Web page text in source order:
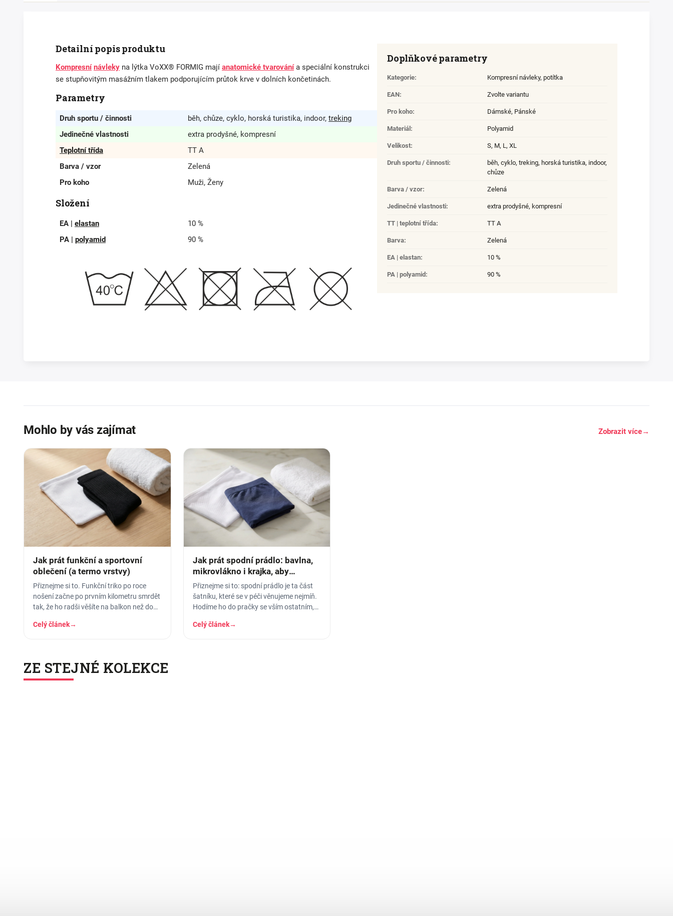
Detailní popis produktu
Kompresní návleky na lýtka VoXX® FORMIG mají anatomické tvarovánía speciální konstrukci
se stupňovitým masážním tlakem podporujícím průtok krve v dolních končetinách.
Parametry
Druh sportu / činnosti běh, chůze, cyklo, horská turistika, indoor, treking
Jedinečné vlastnosti
extra prodyšné, kompresní
Teplotní třída
TT A
Barva / vzor
Zelená
Pro koho
Muži, Ženy
Složení
EA | elastan
10 %
PA | polyamid 90 %
Doplňkové parametry
Kategorie: Kompresní návleky, potítka
EAN: Zvolte variantu
Pro koho: Dámské, Pánské
Materiál : Polyamid
Velikost: S, M, L, XL
Druh sportu / činnosti:
běh, cyklo, treking, horská turistika, indoor,
chůze
Barva / vzor: Zelená
Jedinečné vlastnosti: extra prodyšné, kompresní
TT | teplotní třída: TT A
Barva: Zelená
EA | elastan: 10 %
PA | polyamid : 90 %
Mohlo by vás zajímat Zobrazit více→
Jak prát funkční a sportovní
oblečení (a termo vrstvy)
Přiznejme si to. Funkční triko po roce
nošení začne po prvním kilometru smrdět
tak, že ho radši věšíte na balkon než do
Celý článek→
Jak prát spodní prádlo: bavlna,
mikrovlákno i krajka, aby
vydrželo
Přiznejme si to: spodní prádlo je ta část
šatníku, které se v péči věnujeme nejmíň.
Hodíme ho do pračky se vším ostatním,
Celý článek→
ZE STEJNÉ KOLEKCE